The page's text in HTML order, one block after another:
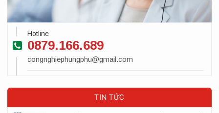
Hotline
0879.166.689
congnghiephungphu@gmail.com
TIN TỨC